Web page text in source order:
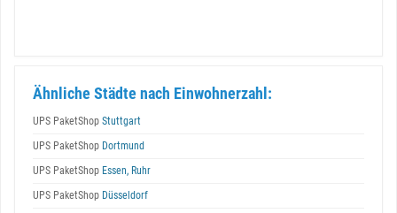
Ähnliche Städte nach Einwohnerzahl:
UPS PaketShop Stuttgart
UPS PaketShop Dortmund
UPS PaketShop Essen, Ruhr
UPS PaketShop Düsseldorf